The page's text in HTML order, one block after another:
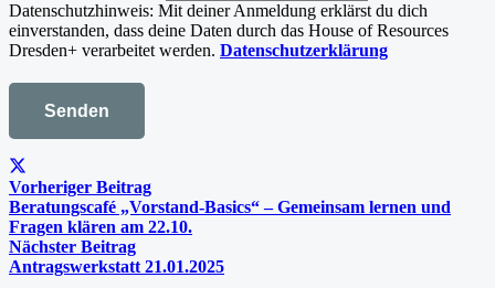
Datenschutzhinweis: Mit deiner Anmeldung erklärst du dich
einverstanden, dass deine Daten durch das House of Resources
Dresden+ verarbeitet werden. Datenschutzerklärung
Vorheriger Beitrag
Beratungscafé „Vorstand-Basics“ – Gemeinsam lernen und
Fragen klären am 22.10.
Nächster Beitrag
Antragswerkstatt 21.01.2025